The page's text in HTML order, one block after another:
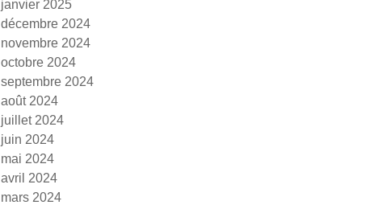
janvier 2025
décembre 2024
novembre 2024
octobre 2024
septembre 2024
août 2024
juillet 2024
juin 2024
mai 2024
avril 2024
mars 2024